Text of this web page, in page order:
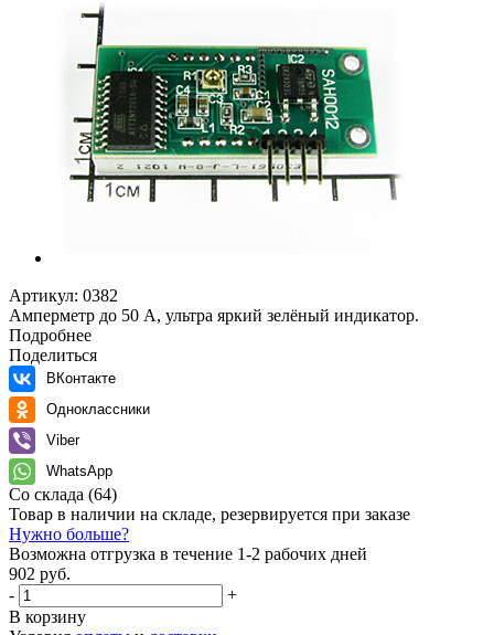
Артикул: 0382
Амперметр до 50 А, ультра яркий зелёный индикатор.
Подробнее
Поделиться
ВКонтакте
Одноклассники
Viber
WhatsApp
Со склада (64)
Товар в наличии на складе, резервируется при заказе
Нужно больше?
Возможна отгрузка в течение 1-2 рабочих дней
902 руб.
-
+
В корзину